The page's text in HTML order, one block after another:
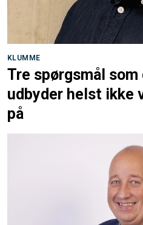
KLUMME
Tre spørgsmål
udbyder helst
på